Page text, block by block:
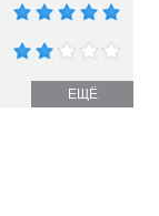
ЕЩЁ